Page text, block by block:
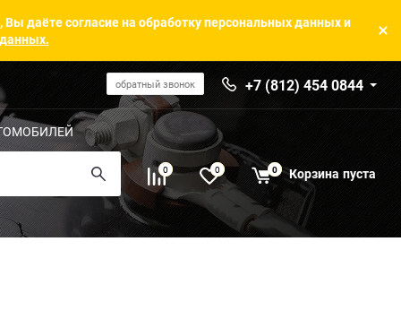
даёте согласие на обработку персональных данных и
обратный звонок +7 (812) 454 0844
0 0 0 Корзина пуста